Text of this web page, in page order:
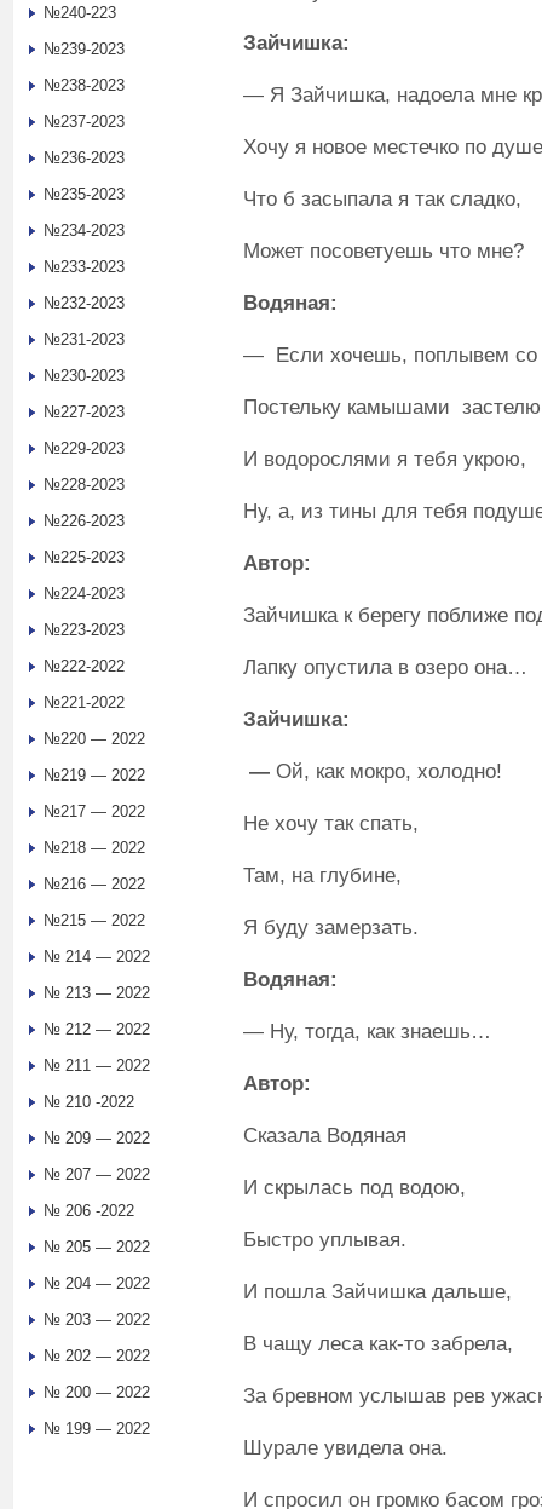
Зайчишка:
— Я Зайчишка, надоела мне
Хочу я новое местечко по
Что б засыпала я так сладко,
Может посоветуешь что мне?
Водяная:
— Если хочешь, поплывем
Постельку камышами застелю
И водорослями я тебя укрою,
Ну, а, из тины для тебя
Автор:
Зайчишка к берегу поближе
Лапку опустила в озеро она…
Зайчишка:
— Ой, как мокро, холодно!
Не хочу так спать,
Там, на глубине,
Я буду замерзать.
Водяная:
— Ну, тогда, как знаешь…
Автор:
Сказала Водяная
И скрылась под водою,
Быстро уплывая.
И пошла Зайчишка дальше,
В чащу леса как-то забрела,
За бревном услышав рев
Шурале увидела она.
И спросил он громко басом
№240-223
№239-2023
№238-2023
№237-2023
№236-2023
№235-2023
№234-2023
№233-2023
№232-2023
№231-2023
№230-2023
№227-2023
№229-2023
№228-2023
№226-2023
№225-2023
№224-2023
№223-2023
№222-2022
№221-2022
№220 — 2022
№219 — 2022
№217 — 2022
№218 — 2022
№216 — 2022
№215 — 2022
№ 214 — 2022
№ 213 — 2022
№ 212 — 2022
№ 211 — 2022
№ 210 -2022
№ 209 — 2022
№ 207 — 2022
№ 206 -2022
№ 205 — 2022
№ 204 — 2022
№ 203 — 2022
№ 202 — 2022
№ 200 — 2022
№ 199 — 2022